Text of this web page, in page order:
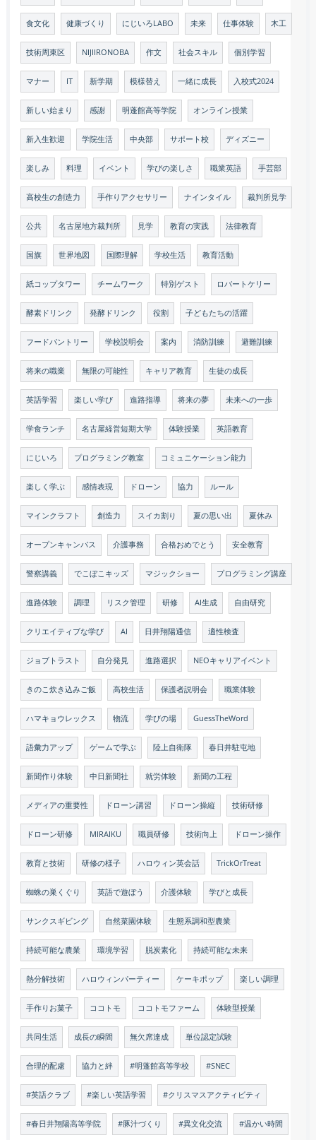
食文化 健康づくり にじいろLABO 未来 仕事体験 木工
技術周東区 NIJIIRONOBA 作文 社会スキル 個別学習
マナー IT 新学期 模様替え 一緒に成長 入校式2024
新しい始まり 感謝 明蓬館高等学院 オンライン授業
新入生歓迎 学院生活 中央部 サポート校 ディズニー
楽しみ 料理 イベント 学びの楽しさ 職業英語 手芸部
高校生の創造力 手作りアクセサリー ナインタイル 裁判所見学
公共 名古屋地方裁判所 見学 教育の実践 法律教育
国旗 世界地図 国際理解 学校生活 教育活動
紙コップタワー チームワーク 特別ゲスト ロバートケリー
酵素ドリンク 発酵ドリンク 役割 子どもたちの活躍
フードパントリー 学校説明会 案内 消防訓練 避難訓練
将来の職業 無限の可能性 キャリア教育 生徒の成長
英語学習 楽しい学び 進路指導 将来の夢 未来への一歩
学食ランチ 名古屋経営短期大学 体験授業 英語教育
にじいろ プログラミング教室 コミュニケーション能力
楽しく学ぶ 感情表現 ドローン 協力 ルール
マインクラフト 創造力 スイカ割り 夏の思い出 夏休み
オープンキャンパス 介護事務 合格おめでとう 安全教育
警察講義 でこぼこキッズ マジックショー プログラミング講座
進路体験 調理 リスク管理 研修 AI生成 自由研究
クリエイティブな学び AI 日井翔陽通信 適性検査
ジョブトラスト 自分発見 進路選択 NEOキャリアイベント
きのこ炊き込みご飯 高校生活 保護者説明会 職業体験
ハマキョウレックス 物流 学びの場 GuessTheWord
語彙力アップ ゲームで学ぶ 陸上自衛隊 春日井駐屯地
新聞作り体験 中日新聞社 就労体験 新聞の工程
メディアの重要性 ドローン講習 ドローン操縦 技術研修
ドローン研修 MIRAIKU 職員研修 技術向上 ドローン操作
教育と技術 研修の様子 ハロウィン英会話 TrickOrTreat
蜘蛛の巣くぐり 英語で遊ぼう 介護体験 学びと成長
サンクスギビング 自然菜園体験 生態系調和型農業
持続可能な農業 環境学習 脱炭素化 持続可能な未来
熱分解技術 ハロウィンパーティー ケーキポップ 楽しい調理
手作りお菓子 ココトモ ココトモファーム 体験型授業
共同生活 成長の瞬間 無欠席達成 単位認定試験
合理的配慮 協力と絆 #明蓬館高等学校 #SNEC
#英語クラブ #楽しい英語学習 #クリスマスアクティビティ
#春日井翔陽高等学院 #豚汁づくり #異文化交流 #温かい時間